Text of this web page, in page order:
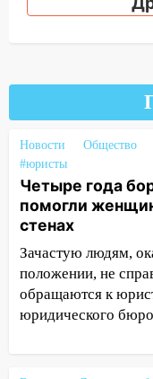
22:58
жительницу
19:14 Житель
подвез троих
заработал
18:14 Прогноз
Ульяновской
экстрим: в
большой
17:30 Где есть
августа
Новости Общество
#юристы
Четыре года
помогли
стенах
Зачастую людям,
положении, не
обращаются к
юридического